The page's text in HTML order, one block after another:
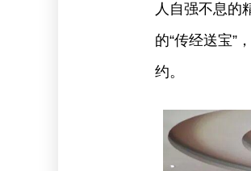
人自强不息的
的“传经送宝”
约。